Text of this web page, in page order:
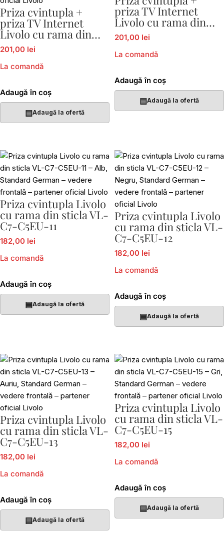
Priza cvintupla +
priza TV Internet
Livolo cu rama din
sticla VL-C7C5EU/VC-
13
201,00 lei
La comandă
Adaugă în coș
▤Adaugă la ofertă
priza TV Internet
Livolo cu rama din
sticla VL-C7C5EU/VC-
15
201,00 lei
La comandă
Adaugă în coș
▤Adaugă la ofertă
Priza cvintupla Livolo
cu rama din sticla VL-
C7-C5EU-11
182,00 lei
La comandă
Adaugă în coș
▤Adaugă la ofertă
Priza cvintupla Livolo
cu rama din sticla VL-
C7-C5EU-12
182,00 lei
La comandă
Adaugă în coș
▤Adaugă la ofertă
Priza cvintupla Livolo
cu rama din sticla VL-
C7-C5EU-13
182,00 lei
La comandă
Adaugă în coș
▤Adaugă la ofertă
Priza cvintupla Livolo
cu rama din sticla VL-
C7-C5EU-15
182,00 lei
La comandă
Adaugă în coș
▤Adaugă la ofertă